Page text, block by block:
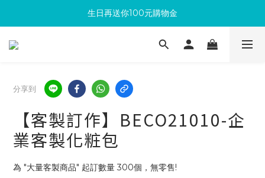
滿300回饋10%購物金
生日再送你100元購物金
加入成為新會員 馬上領取50元購物金
分享到
【客製訂作】BECO21010-企
業客製化粧包
為 "大量客製商品" 起訂數量 300個，無零售!